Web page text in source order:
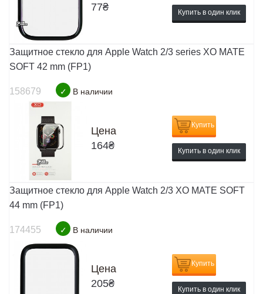
77₴ Купить в один клик
Защитное стекло для Apple Watch 2/3 series XO MATE
SOFT 42 mm (FP1)
158679 ✓ В наличии
Цена
164₴
Купить
Купить в один клик
Защитное стекло для Apple Watch 2/3 XO MATE SOFT
44 mm (FP1)
174455 ✓ В наличии
Цена
205₴
Купить
Купить в один клик